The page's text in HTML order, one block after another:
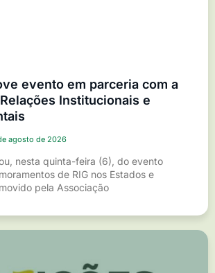
evento em parceria com a
Institucionais e
agosto de 2026
nesta quinta-feira (6), do evento
de RIG nos Estados e
pela Associação